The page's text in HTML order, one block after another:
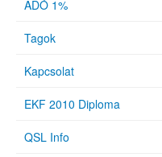
ADÓ 1%
Tagok
Kapcsolat
EKF 2010 Diploma
QSL Info